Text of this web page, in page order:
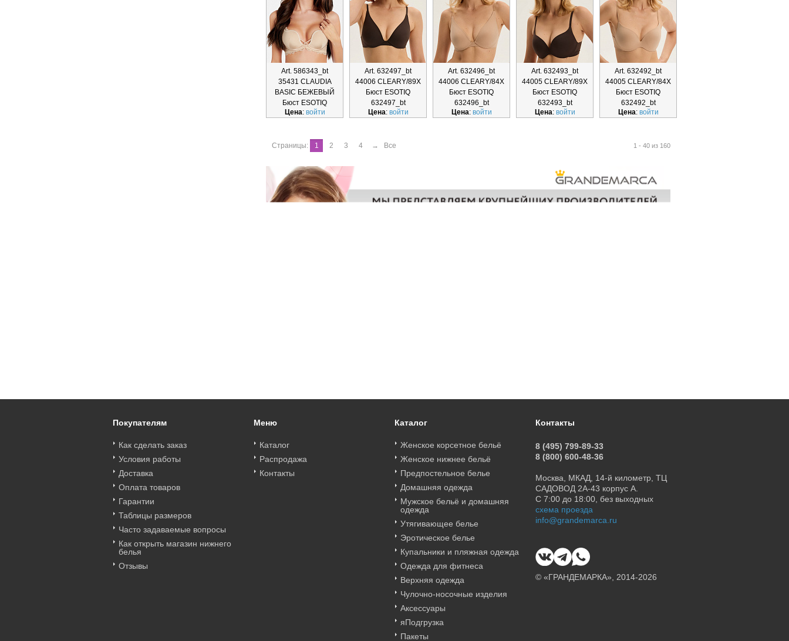
Art. 586343_bt
35431 CLAUDIA
BASIC БЕЖЕВЫЙ
Бюст ESOTIQ
586343_bt
Цена: войти
Art. 632497_bt
44006 CLEARY/89X
Бюст ESOTIQ
632497_bt
Цена: войти
Art. 632496_bt
44006 CLEARY/84X
Бюст ESOTIQ
632496_bt
Цена: войти
Art. 632493_bt
44005 CLEARY/89X
Бюст ESOTIQ
632493_bt
Цена: войти
Art. 632492_bt
44005 CLEARY/84X
Бюст ESOTIQ
632492_bt
Цена: войти
1 - 40 из 160
Страницы: 1 2 3 4 → Все
Покупателям
Как сделать заказ
Условия работы
Доставка
Оплата товаров
Гарантии
Таблицы размеров
Часто задаваемые вопросы
Как открыть магазин нижнего
белья
Отзывы
Меню
Каталог
Распродажа
Контакты
Каталог
Женское корсетное бельё
Женское нижнее бельё
Предпостельное белье
Домашняя одежда
Мужское бельё и домашняя
одежда
Утягивающее белье
Эротическое белье
Купальники и пляжная одежда
Одежда для фитнеса
Верхняя одежда
Чулочно-носочные изделия
Аксессуары
яПодгрузка
Пакеты
Контакты
8 (495) 799-89-33
8 (800) 600-48-36
Москва, МКАД, 14-й километр, ТЦ
САДОВОД 2А-43 корпус А.
С 7:00 до 18:00, без выходных
схема проезда
info@grandemarca.ru
© «ГРАНДЕМАРКА», 2014-2026